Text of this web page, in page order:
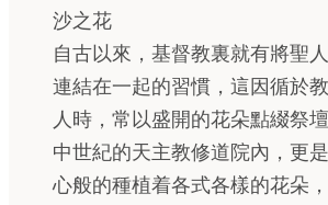
沙之花
自古以來，基督教裏就有將聖
連結在一起的習慣，這因循於
人時，常以盛開的花朵點綴祭
中世紀的天主教修道院內，更
心般的種植着各式各樣的花朵